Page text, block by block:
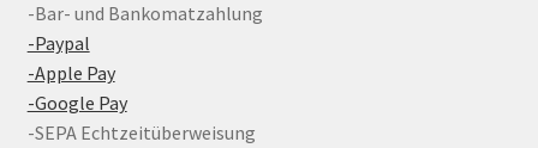
-Bar- und Bankomatzahlung
-Paypal
-Apple Pay
-Google Pay
-SEPA Echtzeitüberweisung